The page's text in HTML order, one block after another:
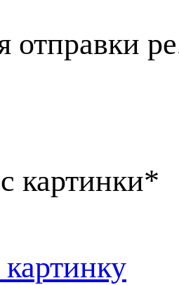
отправки
картинки*